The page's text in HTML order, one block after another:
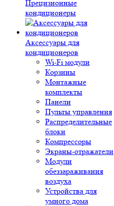
Прецизионные
кондиционеры
Аксессуары для
кондиционеров
Wi-Fi модули
Корзины
Монтажные
комплекты
Панели
Пульты управления
Распределительные
блоки
Компрессоры
Экраны-отражатели
Модули
обеззараживания
воздуха
Устройства для
умного дома